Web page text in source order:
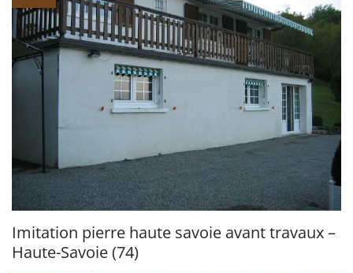
Imitation pierre haute savoie avant travaux –
Haute-Savoie (74)